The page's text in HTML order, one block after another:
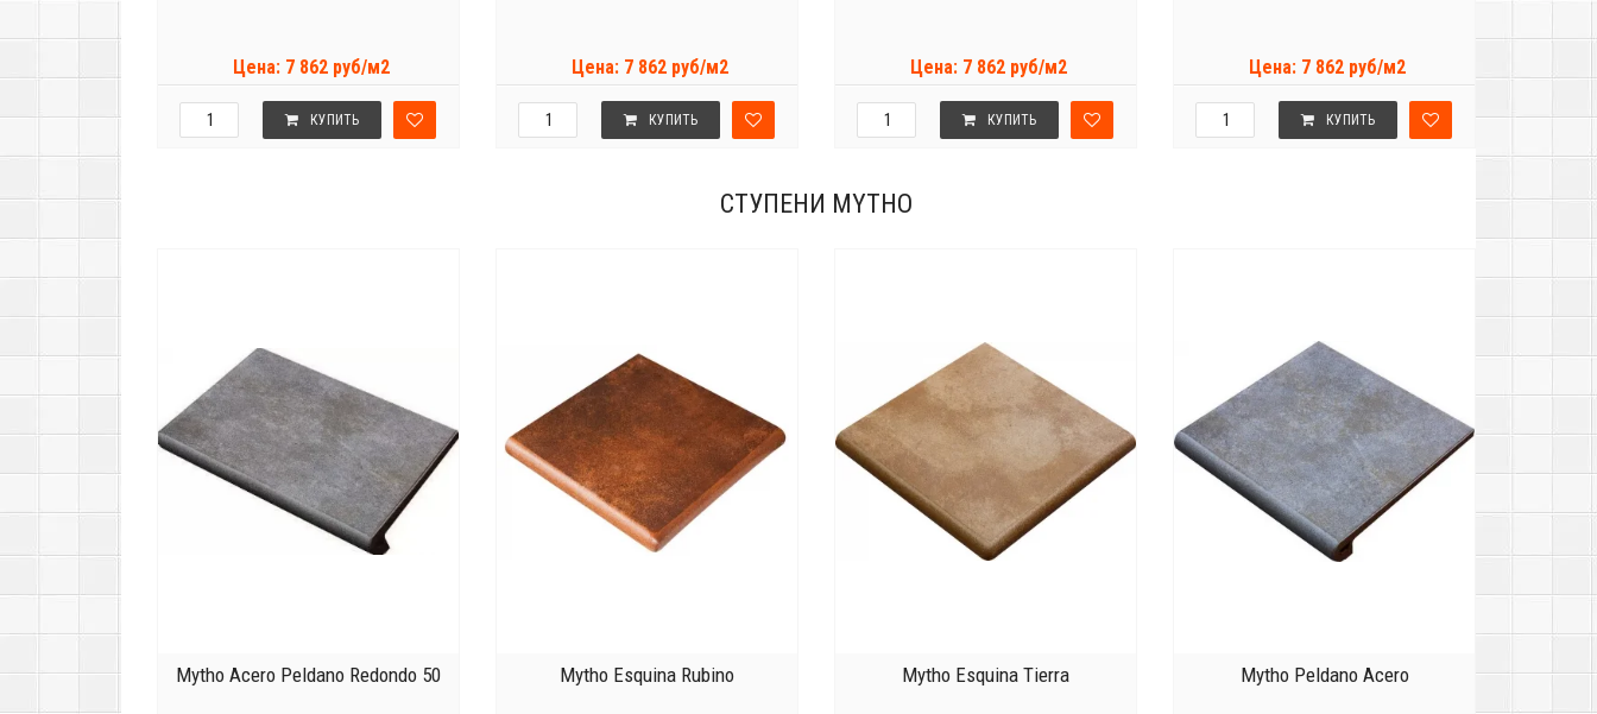
Цена: 7 862 руб/м2
КУПИТЬ
Цена: 7 862 руб/м2
КУПИТЬ
Цена: 7 862 руб/м2
КУПИТЬ
Цена: 7 862 руб/м2
КУПИТЬ
СТУПЕНИ MYTHO
Mytho Acero Peldano Redondo 50 Mytho Esquina Rubino Mytho Esquina Tierra Mytho Peldano Acero